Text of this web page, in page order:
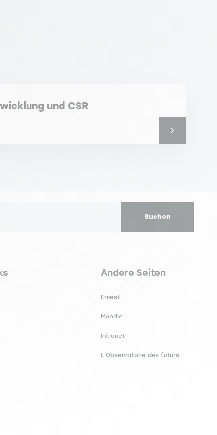
und CSR
Suchen
footer Navigation tertiaire footer
Andere Seiten
Ernest
Moodle
Intranet
L'Observatoire des futurs